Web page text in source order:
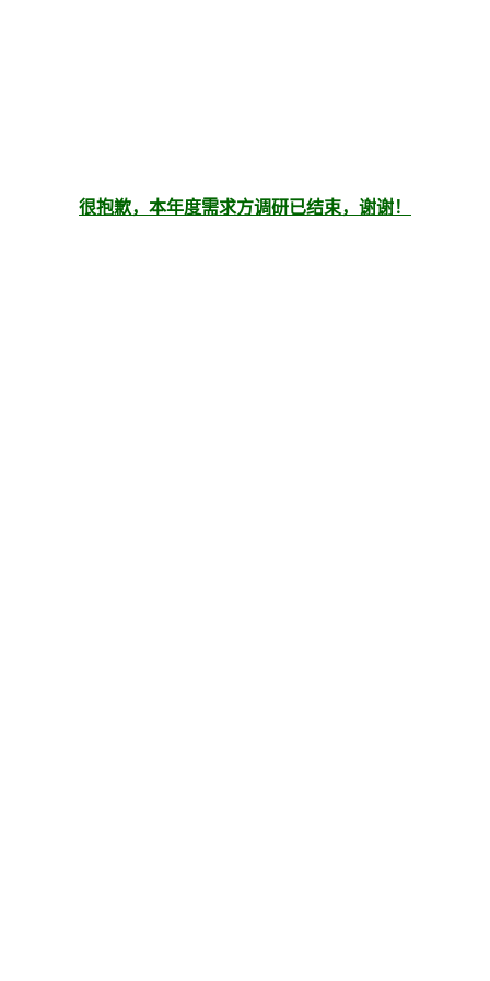
很抱歉，本年度需求方调研已结束，谢谢！